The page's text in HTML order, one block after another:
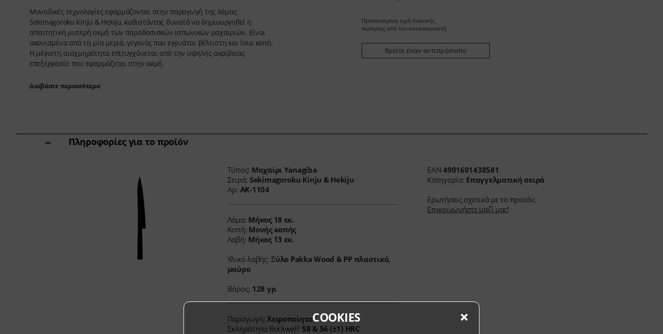
COOKIES
Μοναδικές τεχνολογίες εφαρμόζονται στην παραγωγή της λάμας
Sekimagoroku Kinju & Hekiju, καθιστόντας δυνατό να δημιουργηθεί η
απαιτητική μυτερή ακμή των παραδοσιακών Ιαπωνικών μαχαιριών. Είναι
ακονισμένα από τη μία μεριά, γεγονός που εγγυάται βέλτιστη και ίσια κοπή.
Η μέγιστη αισχμηρότητα επιτυγχάνεται από την υψηλής ακρίβειας
επεξεργασία που εφαρμόζεται στην ακμή.
Διαβάστε περισσότερα
Προτεινόμενη τιμή λιανικής
πώλησης από τον κατασκευαστή
Βρείτε έναν αντιπρόσωπο
Πληροφορίες για το προϊόν
Τύπος: Μαχαίρι Yanagiba
Σειρά: Sekimagoroku Kinju & Hekiju
Αρ: AK-1104
Λάμα: Μήκος18 εκ.
Κοπή: Μονής κοπής
Λαβή: Μήκος13 εκ.
Υλικό λαβής: Ξύλο Pakka Wood & PP πλαστικό,
μαύρο
Βάρος: 128 γρ.
Παραγωγή: Χειροποίητα
Σκληρότητα Rockwell: 58 & 56 (±1) HRC
EAN4901601438581
Κατηγορία: Επαγγελματική σειρά
Ερωτήσεις σχετικά με το προϊόν;
Επικοινωνήστε μαζί μας!